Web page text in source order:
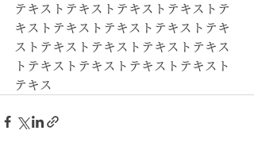
テキストテキストテキストテキストテ
キストテキストテキストテキストテキ
ストテキストテキストテキストテキス
トテキストテキストテキストテキスト
テキス